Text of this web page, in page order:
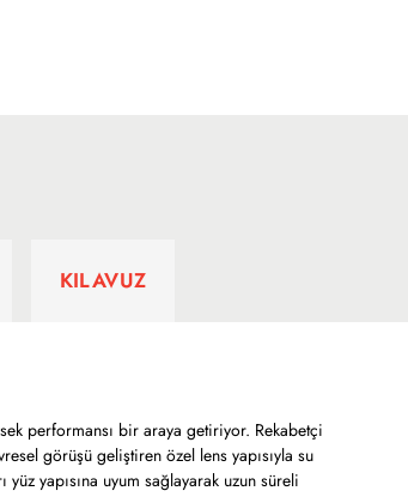
KILAVUZ
performansı bir araya getiriyor. Rekabetçi
görüşü geliştiren özel lens yapısıyla su
yapısına uyum sağlayarak uzun süreli